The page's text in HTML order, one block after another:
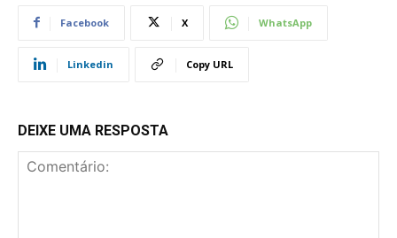
Facebook X WhatsApp
Linkedin Copy URL
DEIXE UMA RESPOSTA